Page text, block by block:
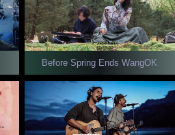
Before Spring Ends WangOK